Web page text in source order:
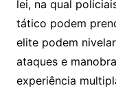
lei, na qual
tático podem
elite podem
ataques e
experiência